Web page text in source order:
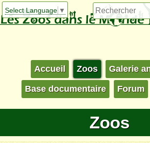
Select Language ▼
Accueil Zoos Galerie
Base documentaire Forum
Zoos